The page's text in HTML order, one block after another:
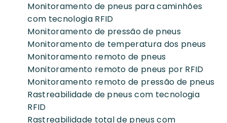
Monitoramento de pneus para caminhões
com tecnologia RFID
Monitoramento de pressão de pneus
Monitoramento de temperatura dos pneus
Monitoramento remoto de pneus
Monitoramento remoto de pneus por RFID
Monitoramento remoto de pressão de pneus
Rastreabilidade de pneus com tecnologia
RFID
Rastreabilidade total de pneus com